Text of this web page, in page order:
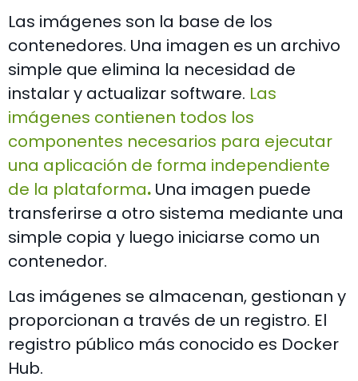
Las imágenes son la base de los
contenedores. Una imagen es un archivo
simple que elimina la necesidad de
instalar y actualizar software. Las
imágenes contienen todos los
componentes necesarios para ejecutar
una aplicación de forma independiente
de la plataforma. Una imagen puede
transferirse a otro sistema mediante una
simple copia y luego iniciarse como un
contenedor.
Las imágenes se almacenan, gestionan y
proporcionan a través de un registro. El
registro público más conocido es Docker
Hub.